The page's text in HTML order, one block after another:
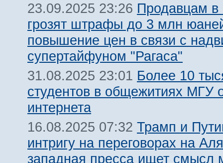
23.09.2025 23:26 Продавцам в
грозят штрафы до 3 млн
повышение цен в связи с
супертайфуном "Рагаса"
31.08.2025 23:01 Более 10
студентов в общежитиях МГУ
интернета
16.08.2025 07:32 Трамп и
интригу на переговорах на
западная пресса ищет смысл